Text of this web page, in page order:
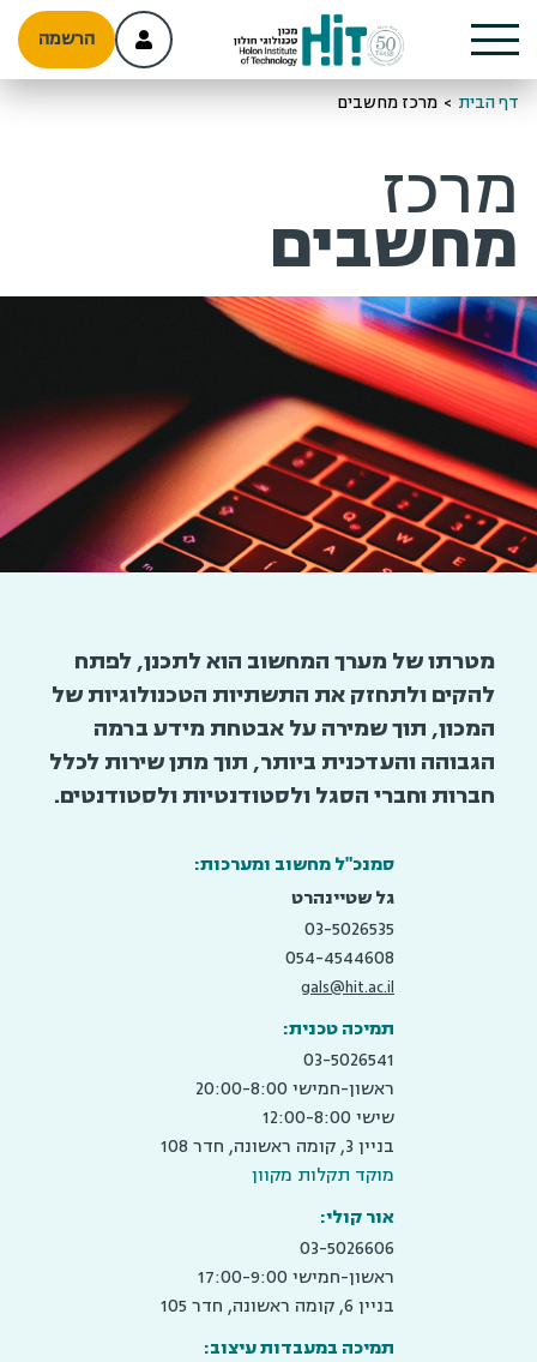
הרשמה
דף הבית > מרכז מחשבים
מרכז
מחשבים
מטרתו של מערך המחשוב הוא לתכנן, לפתח
להקים ולתחזק את התשתיות הטכנולוגיות של
המכון, תוך שמירה על אבטחת מידע ברמה
הגבוהה והעדכנית ביותר, תוך מתן שירות לכלל
חברות וחברי הסגל ולסטודנטיות ולסטודנטים.
סמנכ"ל מחשוב ומערכות:
גל שטיינהרט
03-5026535
054-4544608
gals@hit.ac.il
תמיכה טכנית:
03-5026541
ראשון-חמישי 20:00-8:00
שישי 12:00-8:00
בניין 3, קומה ראשונה, חדר 108
מוקד תקלות מקוון
אור קולי:
03-5026606
ראשון-חמישי 17:00-9:00
בניין 6, קומה ראשונה, חדר 105
תמיכה במעבדות עיצוב: